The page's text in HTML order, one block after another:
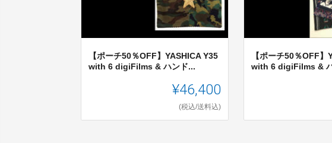
【ポーチ50％OFF】YASHICA Y35
with 6 digiFilms & ハンド...
¥46,400
(税込/送料込)
【ポーチ50％OFF】
with 6 digiFilms &